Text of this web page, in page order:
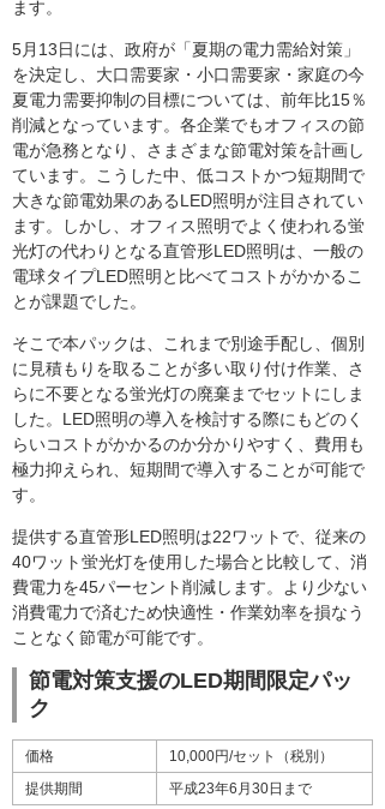
ます。
5月13日には、政府が「夏期の電力需給対策」
を決定し、大口需要家・小口需要家・家庭の今
夏電力需要抑制の目標については、前年比15％
削減となっています。各企業でもオフィスの節
電が急務となり、さまざまな節電対策を計画し
ています。こうした中、低コストかつ短期間で
大きな節電効果のあるLED照明が注目されてい
ます。しかし、オフィス照明でよく使われる蛍
光灯の代わりとなる直管形LED照明は、一般の
電球タイプLED照明と比べてコストがかかるこ
とが課題でした。
そこで本パックは、これまで別途手配し、個別
に見積もりを取ることが多い取り付け作業、さ
らに不要となる蛍光灯の廃棄までセットにしま
した。LED照明の導入を検討する際にもどのく
らいコストがかかるのか分かりやすく、費用も
極力抑えられ、短期間で導入することが可能で
す。
提供する直管形LED照明は22ワットで、従来の
40ワット蛍光灯を使用した場合と比較して、消
費電力を45パーセント削減します。より少ない
消費電力で済むため快適性・作業効率を損なう
ことなく節電が可能です。
節電対策支援のLED期間限定パッ
ク
価格
10,000円/セット（税別）
提供期間
平成23年6月30日まで